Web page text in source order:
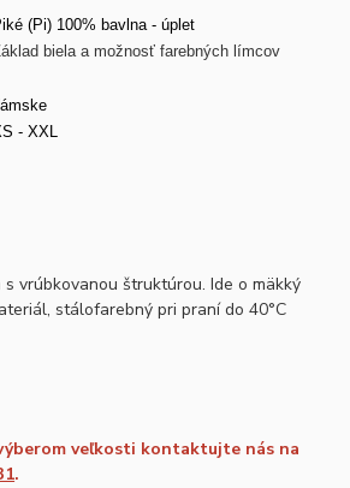
(Pi) 100% bavlna - úplet
biela a možnosť farebných límcov
- XXL
vrúbkovanou štruktúrou. Ide o mäkký
stálofarebný pri praní do 40°C
veľkosti kontaktujte nás na
.